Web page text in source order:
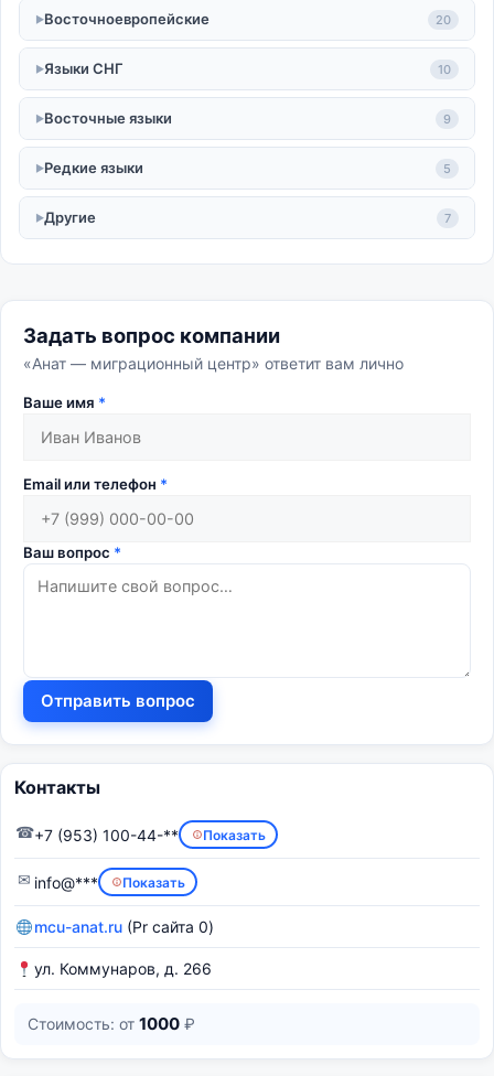
Восточноевропейские 20
Языки СНГ 10
Восточные языки 9
Редкие языки 5
Другие 7
Задать вопрос компании
«Анат — миграционный центр» ответит вам лично
Ваше имя *
Email или телефон *
Ваш вопрос *
Отправить вопрос
Контакты
☎+7 (953) 100-44-** Показать
✉ info@*** Показать
mcu-anat.ru (Pr сайта 0)
ул. Коммунаров, д. 266
Стоимость: от 1000 ₽